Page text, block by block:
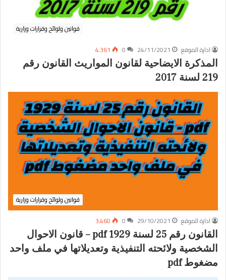
قوانين ولوائح وقرارات وزارية
ادارة الموقع
24/11/2021
0 4٬361
المذكرة الايضاحية لقانون المواريث القانون رقم
219 لسنة 2017
قوانين ولوائح وقرارات وزارية
ادارة الموقع
29/10/2021
0 3٬460
القانون رقم 25 لسنة 1929 pdf – قانون الاحوال
الشخصية ولائحته التنفيذية وتعديلاتها في ملف واحد
مضغوط pdf